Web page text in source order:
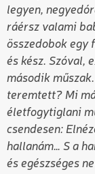
legyen,
ráérsz valami
összedobok egy
és kész. Szóval,
második
teremtett? Mi
életfogytiglani
csendesen:
hallanám… S a
és egészséges